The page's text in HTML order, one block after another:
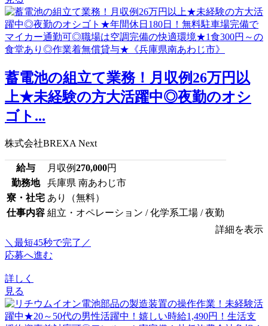
蓄電池の組立て業務！月収例26万円以
上★未経験の方大活躍中◎夜勤のオシ
ゴト...
株式会社BREXA Next
給与 月収例270,000円
勤務地
兵庫県 南あわじ市
寮・社宅 あり（無料）
仕事内容 組立・オペレーション / 化学系工場 / 夜勤
詳細を表示
＼最短45秒で完了／
応募へ進む
詳しく
見る